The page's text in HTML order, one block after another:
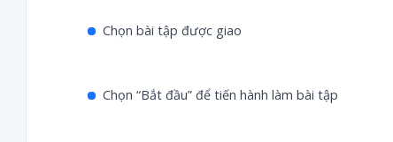
Chọn bài tập được giao
Chọn “Bắt đầu” để tiến hành làm bài tập